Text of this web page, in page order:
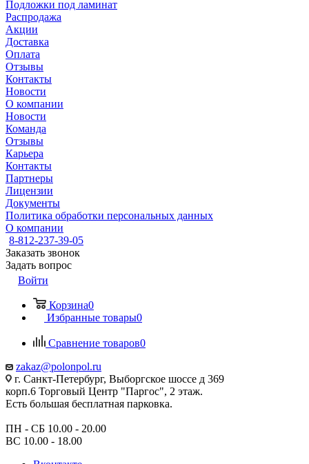
Подложки под ламинат
Распродажа
Акции
Доставка
Оплата
Отзывы
Контакты
Новости
О компании
Новости
Команда
Отзывы
Карьера
Контакты
Партнеры
Лицензии
Документы
Политика обработки персональных данных
О компании
8-812-237-39-05
Заказать звонок
Задать вопрос
Войти
Корзина0
Избранные товары0
Сравнение товаров0
zakaz@polonpol.ru
г. Санкт-Петербург, Выборгское шоссе д 369
корп.6 Торговый Центр "Паргос", 2 этаж.
Есть большая бесплатная парковка.
ПН - СБ 10.00 - 20.00
ВС 10.00 - 18.00